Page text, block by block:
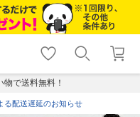
shopping_cart lock_outline
ログイン
で送料無料！
る配送遅延のお知らせ